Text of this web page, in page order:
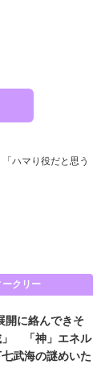
ハマり役だと思う
ークリー
開に絡んできそ
」 「神」エネル
武海の謎めいた